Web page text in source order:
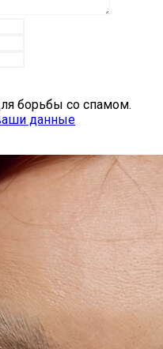
борьбы со спамом.
данные